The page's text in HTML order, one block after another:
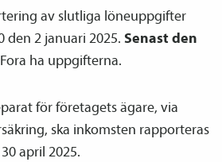
av slutliga löneuppgifter
den 2 januari 2025. Senast den
ha uppgifterna.
för företagets ägare, via
ska inkomsten rapporteras
april 2025.